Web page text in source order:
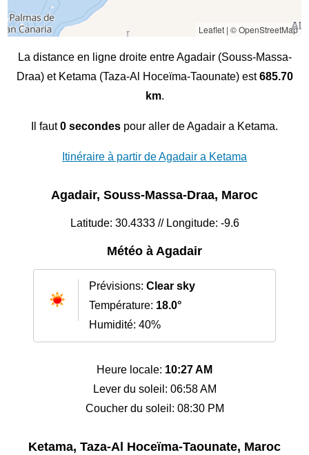
Leaflet| © OpenStreetMap
La distance en ligne droite entre Agadair (Souss-Massa-
Draa) et Ketama (Taza-Al Hoceïma-Taounate) est685.70
km.
Il faut0 secondes pour aller de Agadair a Ketama.
Itinéraire à partir de Agadair a Ketama
Agadair, Souss-Massa-Draa, Maroc
Latitude: 30.4333 // Longitude: -9.6
Météo à Agadair
Prévisions: Clear sky
Température: 18.0°
Humidité: 40%
Heure locale: 10:27 AM
Lever du soleil: 06:58 AM
Coucher du soleil: 08:30 PM
Ketama, Taza-Al Hoceïma-Taounate, Maroc